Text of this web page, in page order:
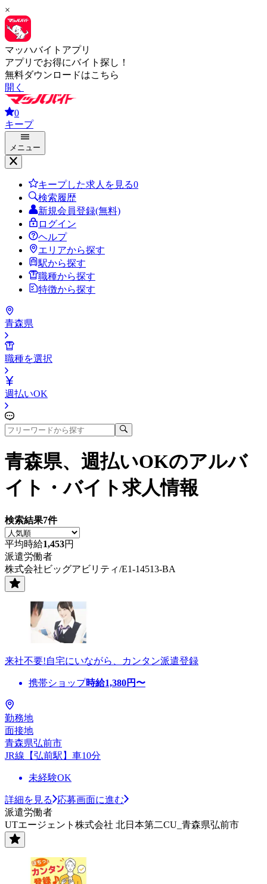
×
マッハバイトアプリ
アプリでお得にバイト探し！
無料ダウンロードはこちら
開く
0
キープ
メニュー
キープした求人を見る0
検索履歴
新規会員登録(無料)
ログイン
ヘルプ
エリアから探す
駅から探す
職種から探す
特徴から探す
青森県
職種を選択
週払いOK
青森県、週払いOKのアルバ
イト・バイト求人情報
検索結果7件
平均時給1,453円
派遣労働者
株式会社ビッグアビリティ/E1-14513-BA
来社不要!自宅にいながら、カンタン派遣登録
携帯ショップ時給1,380円〜
勤務地
面接地
青森県弘前市
JR線【弘前駅】車10分
未経験OK
詳細を見る
応募画面に進む
派遣労働者
UTエージェント株式会社 北日本第二CU_青森県弘前市